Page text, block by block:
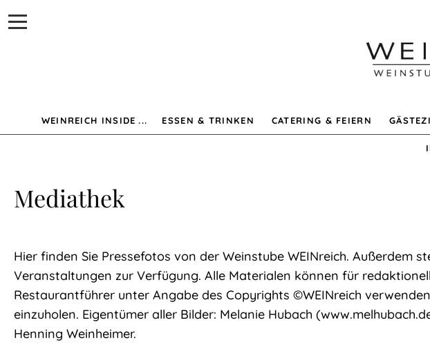
Inside
Das
WEINreich-
Team
WEINREICH INSIDE ESSEN & TRINKEN CATERING & FEIERN
Mediathek
Hier finden Sie Pressefotos von der Weinstube WEINreich. Außerdem
Veranstaltungen zur Verfügung. Alle Materialen können für
Restaurantführer unter Angabe des Copyrights ©WEINreich
einzuholen. Eigentümer aller Bilder: Melanie Hubach (
Henning Weinheimer.